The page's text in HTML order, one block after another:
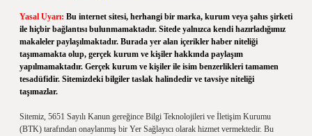
Yasal Uyarı: Bu internet sitesi, herhangi bir marka, kurum veya şahıs şirketi
ile hiçbir bağlantısı bulunmamaktadır. Sitede yalnızca kendi hazırladığımız
makaleler paylaşılmaktadır. Burada yer alan içerikler haber niteliği
taşımamakta olup, gerçek kurum ve kişiler hakkında paylaşım
yapılmamaktadır. Gerçek kurum ve kişiler ile isim benzerlikleri tamamen
tesadüfidir. Sitemizdeki bilgiler taslak halindedir ve tavsiye niteliği
taşımazlar.
Sitemiz, 5651 Sayılı Kanun gereğince Bilgi Teknolojileri ve İletişim Kurumu
(BTK) tarafından onaylanmış bir Yer Sağlayıcı olarak hizmet vermektedir. Bu